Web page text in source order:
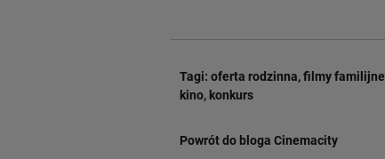
Tagi: oferta rodzinna,filmy familijne
kino, konkurs
Powrót do bloga Cinemacity